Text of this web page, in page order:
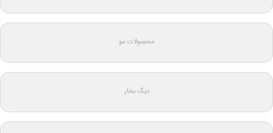
محصولات مو
دیگ بخار